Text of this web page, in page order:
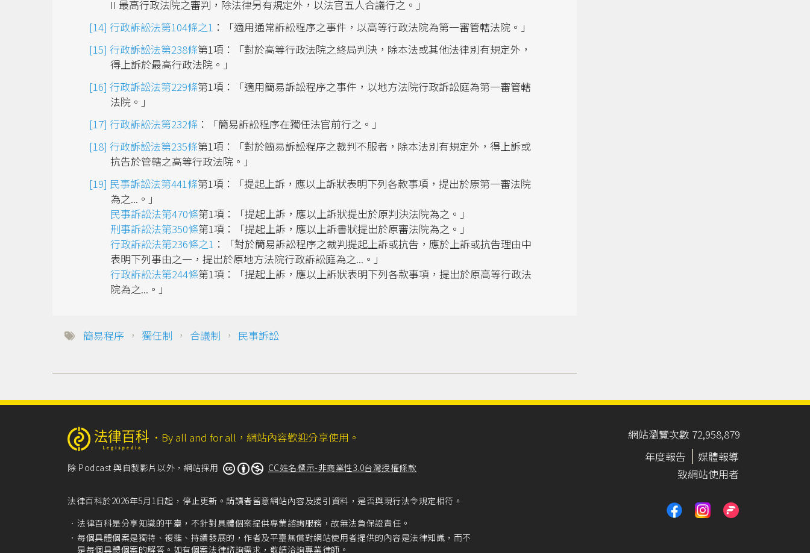
II 最高行政法院之審判，除法律另有規定外，以法官五人合議行之。」
行政訴訟法第104條之1 ：「適用通常訴訟程序之事件，以高等行政法院為第一審管轄法院。」
行政訴訟法第238條第1項：「對於高等行政法院之終局判決，除本法或其他法律別有規定外，
得上訴於最高行政法院。」
行政訴訟法第229條第1項：「適用簡易訴訟程序之事件，以地方法院行政訴訟庭為第一審管轄
法院。」
行政訴訟法第232條 ：「簡易訴訟程序在獨任法官前行之。」
行政訴訟法第235條第1項：「對於簡易訴訟程序之裁判不服者，除本法別有規定外，得上訴或
抗告於管轄之高等行政法院。」
民事訴訟法第441條第1項：「提起上訴，應以上訴狀表明下列各款事項，提出於原第一審法院
為之...。」
民事訴訟法第470條第1項：「提起上訴，應以上訴狀提出於原判決法院為之。」
刑事訴訟法第350條第1項：「提起上訴，應以上訴書狀提出於原審法院為之。」
行政訴訟法第236條之1 ：「對於簡易訴訟程序之裁判提起上訴或抗告，應於上訴或抗告理由中
表明下列事由之一，提出於原地方法院行政訴訟庭為之...。」
行政訴訟法第244條第1項：「提起上訴，應以上訴狀表明下列各款事項，提出於原高等行政法
院為之...。」
簡易程序 ， 獨任制 ， 合議制 ， 民事訴訟
‧ By all and for all，網站內容歡迎分享使用。
除 Podcast 與自製影片以外，網站採用 CC姓名標示-非商業性3.0台灣授權條款
法律百科於2026年5月1日起，停止更新。請讀者留意網站內容及援引資料，是否與現行法令規定相符。
法律百科是分享知識的平臺，不針對具體個案提供專業諮詢服務，故無法負保證責任。
每個具體個案是獨特、複雜、持續發展的，作者及平臺無償對網站使用者提供的內容是法律知識，而不
是每個具體個案的解答。如有個案法律諮詢需求，敬請洽詢專業律師。
網站瀏覽次數 72,958,879
年度報告
媒體報導
致網站使用者